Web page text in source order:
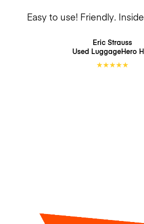
Easy to use! Friendly.
Eric Strauss
Used LuggageHero
★★★★★